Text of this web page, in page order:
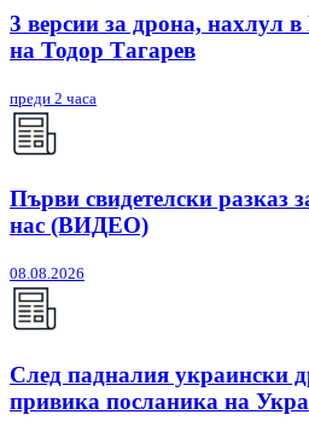
3 версии за дрона, нахлул
на Тодор Тагарев
преди 2 часа
Първи свидетелски разказ
нас (ВИДЕО)
08.08.2026
След падналия украински
привика посланика на